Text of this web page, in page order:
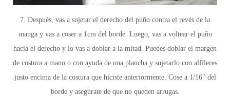
7. Después, vas a sujetar el derecho del puño contra el revés de la
manga y vas a coser a 1cm del borde. Luego, vas a voltear el puño
hacia el derecho y lo vas a doblar a la mitad. Puedes doblar el margen
de costura a mano o con ayuda de una plancha y sujetarlo con alfileres
justo encima de la costura que hiciste anteriormente. Cose a 1/16″ del
borde y asegúrate de que no queden arrugas.